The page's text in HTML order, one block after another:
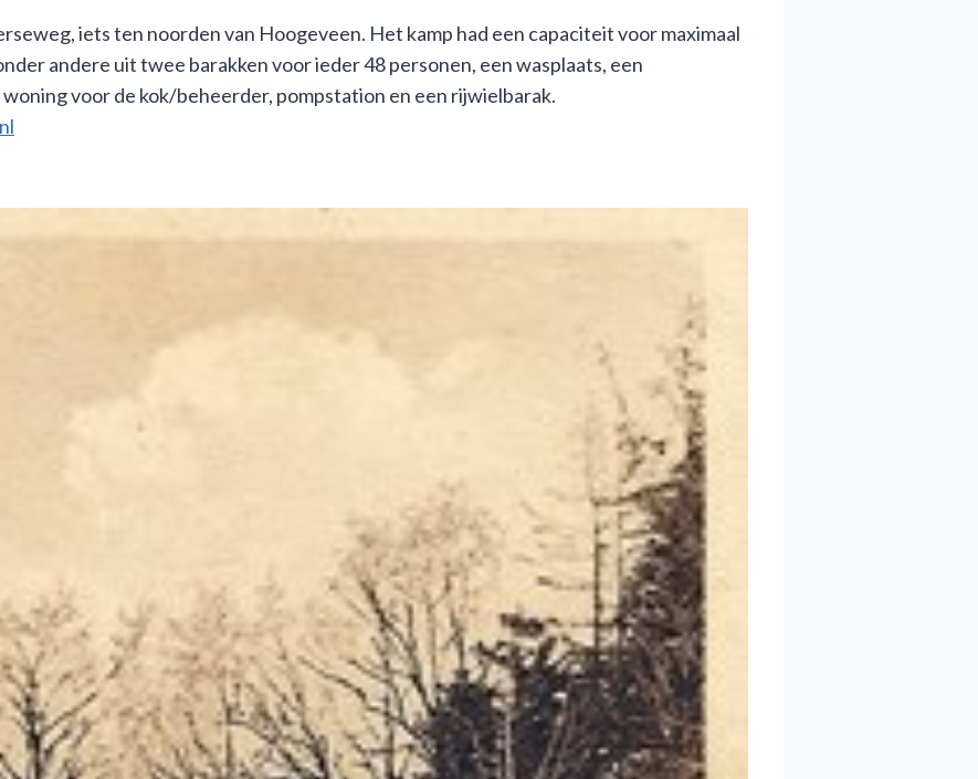
iets ten noorden van Hoogeveen. Het kamp had een capaciteit voor maximaal
andere uit twee barakken voor ieder 48 personen, een wasplaats, een
voor de kok/beheerder, pompstation en een rijwielbarak.